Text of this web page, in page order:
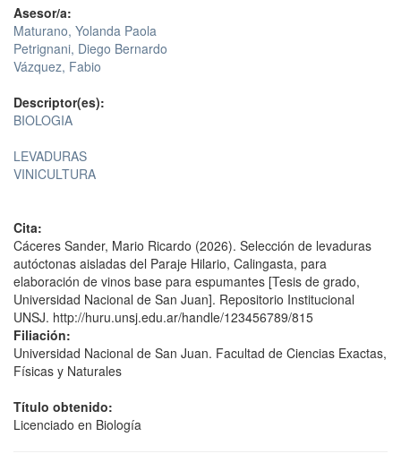
Asesor/a:
Maturano, Yolanda Paola
Petrignani, Diego Bernardo
Vázquez, Fabio
Descriptor(es):
BIOLOGIA
LEVADURAS
VINICULTURA
Cita:
Cáceres Sander, Mario Ricardo (2026). Selección de levaduras
autóctonas aisladas del Paraje Hilario, Calingasta, para
elaboración de vinos base para espumantes [Tesis de grado,
Universidad Nacional de San Juan]. Repositorio Institucional
UNSJ. http://huru.unsj.edu.ar/handle/123456789/815
Filiación:
Universidad Nacional de San Juan. Facultad de Ciencias Exactas,
Físicas y Naturales
Título obtenido:
Licenciado en Biología